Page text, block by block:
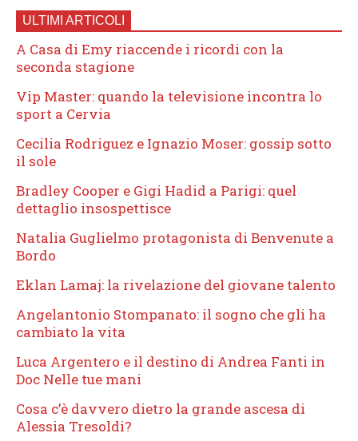
ULTIMI ARTICOLI
A Casa di Emy riaccende i ricordi con la
seconda stagione
Vip Master: quando la televisione incontra lo
sport a Cervia
Cecilia Rodriguez e Ignazio Moser: gossip sotto
il sole
Bradley Cooper e Gigi Hadid a Parigi: quel
dettaglio insospettisce
Natalia Guglielmo protagonista di Benvenute a
Bordo
Eklan Lamaj: la rivelazione del giovane talento
Angelantonio Stompanato: il sogno che gli ha
cambiato la vita
Luca Argentero e il destino di Andrea Fanti in
Doc Nelle tue mani
Cosa c’è davvero dietro la grande ascesa di
Alessia Tresoldi?